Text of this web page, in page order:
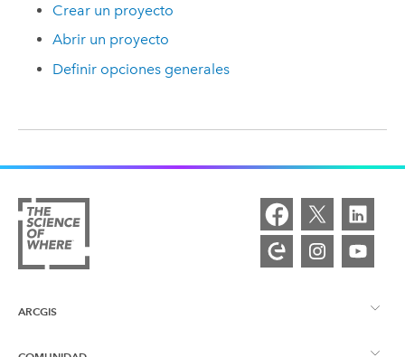
Crear un proyecto
Abrir un proyecto
Definir opciones generales
ARCGIS